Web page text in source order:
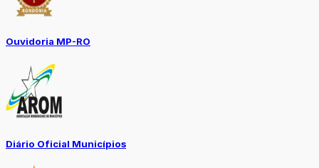
Ouvidoria MP-RO
Diário Oficial Municípios